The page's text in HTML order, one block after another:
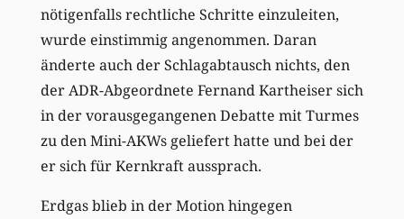
nötigenfalls rechtliche Schritte einzuleiten,
wurde einstimmig angenommen. Daran
änderte auch der Schlagabtausch nichts, den
der ADR-Abgeordnete Fernand Kartheiser sich
in der vorausgegangenen Debatte mit Turmes
zu den Mini-AKWs geliefert hatte und bei der
er sich für Kernkraft aussprach.
Erdgas blieb in der Motion hingegen